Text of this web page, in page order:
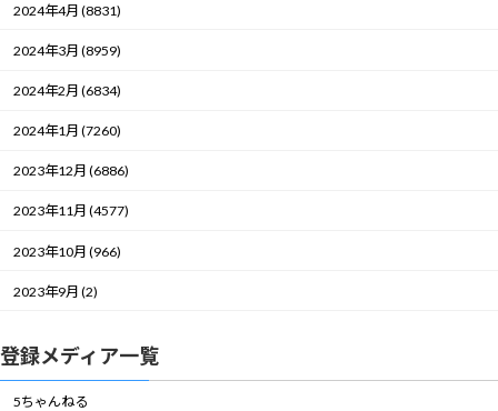
2024年4月 (8831)
2024年3月 (8959)
2024年2月 (6834)
2024年1月 (7260)
2023年12月 (6886)
2023年11月 (4577)
2023年10月 (966)
2023年9月 (2)
登録メディア一覧
5ちゃんねる